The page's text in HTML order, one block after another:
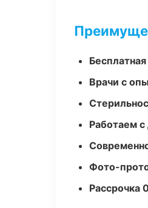
Врачи с
Работаем
Фото-
Рассрочка